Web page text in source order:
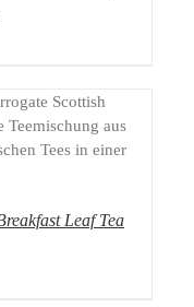
Leaf Tea